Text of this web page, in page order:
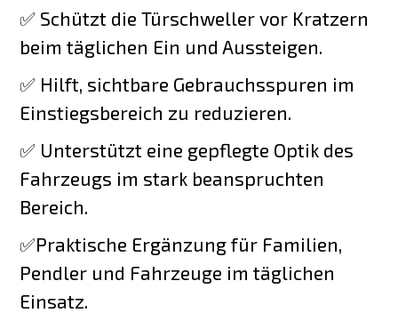
✅ Schützt die Türschweller vor Kratzern
beim täglichen Ein und Aussteigen.
✅ Hilft, sichtbare Gebrauchsspuren im
Einstiegsbereich zu reduzieren.
✅ Unterstützt eine gepflegte Optik des
Fahrzeugs im stark beanspruchten
Bereich.
✅Praktische Ergänzung für Familien,
Pendler und Fahrzeuge im täglichen
Einsatz.